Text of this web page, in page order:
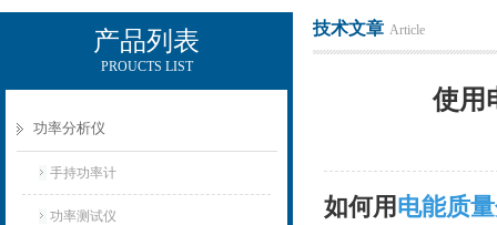
产品列表
PROUCTS LIST
功率分析仪
手持功率计
功率测试仪
技术文章 Article
使用
如何用 电能质